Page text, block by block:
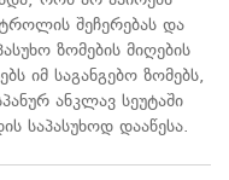
შეჩერებას და
ზომების მიღების
იმ საგანგებო ზომებს,
ანკლავ სეუტაში
საპასუხოდ დააწესა.